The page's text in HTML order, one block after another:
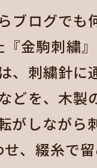
ブログでも
『金駒刺繍
、刺繍針に
どを、木製
がしながら
、綴糸で